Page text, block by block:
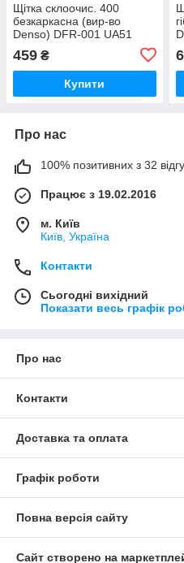
Щітка склоочис. 400
безкаркасна (вир-во
Denso) DFR-001 UA51
459 ₴
Купити
Про нас
100% позитивних з 32
Працює з 19.02.2016
м. Київ
Київ, Україна
Контакти
Сьогодні вихідний
Показати весь графік
Про нас
Контакти
Доставка та оплата
Графік роботи
Повна версія сайту
Сайт створено на